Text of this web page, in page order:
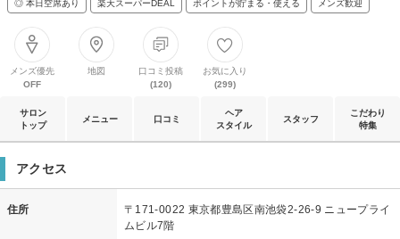
◎ 本日空席あり 楽天スーパーDEAL ポイントが貯まる・使える メンズ歓迎
メンズ優先
OFF
地図
口コミ投稿
(120)
お気に入り
(299)
サロン
トップ
メニュー 口コミ
ヘア
スタイル
スタッフ
こだわり
特集
アクセス
住所
〒171-0022 東京都豊島区南池袋2-26-9 ニュープライ
ムビル7階